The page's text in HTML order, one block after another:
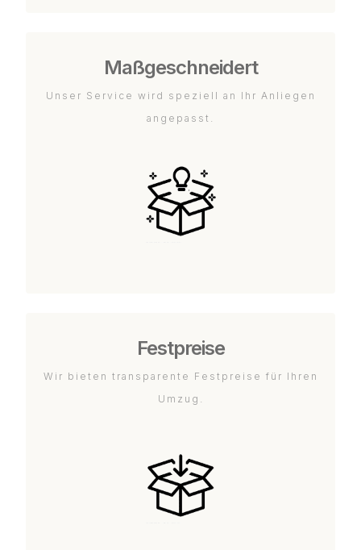
Maßgeschneidert
Unser Service wird speziell an Ihr Anliegen
angepasst.
Festpreise
Wir bieten transparente Festpreise für Ihren
Umzug.